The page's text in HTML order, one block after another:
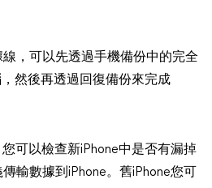
，可以先透過手機備份中的完全
然後再透過回復備份來完成
可以檢查新iPhone中是否有漏掉
輸數據到iPhone。舊iPhone您可